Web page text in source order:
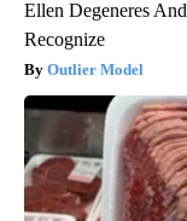
Ellen Degeneres
Recognize
Outlier Model